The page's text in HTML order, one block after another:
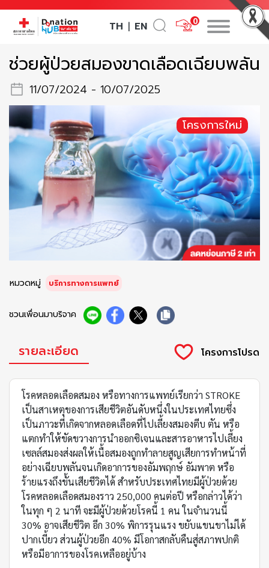
TH | EN 0
ช่วยผู้ป่วยสมองขาดเลือดเฉียบพลัน
11/07/2024 - 10/07/2025
โครงการใหม่
หมวดหมู่ บริการทางการแพทย์
ชวนเพื่อนมาบริจาค
รายละเอียด
โรคหลอดเลือดสมอง หรือทางการแพทย์เรียกว่า STROKE
เป็นสาเหตุของการเสียชีวิตอันดับหนึ่งในประเทศไทยซึ่ง
เป็นภาวะที่เกิดจากหลอดเลือดที่ไปเลี้ยงสมองตีบ ตัน หรือ
แตกทำให้ขัดขวางการนำออกซิเจนและสารอาหารไปเลี้ยง
เซลล์สมองส่งผลให้เนื้อสมองถูกทำลายสูญเสียการทำหน้าที่
อย่างเฉียบพลันจนเกิดอาการของอัมพฤกษ์ อัมพาต หรือ
ร้ายแรงถึงขั้นเสียชีวิตได้ สำหรับประเทศไทยมีผู้ป่วยด้วย
โรคหลอดเลือดสมองราว 250,000 คนต่อปี หรือกล่าวได้ว่า
ในทุก ๆ 2 นาที จะมีผู้ป่วยด้วยโรคนี้ 1 คน ในจำนวนนี้
30% อาจเสียชีวิต อีก 30% พิการรุนแรง ขยับแขนขาไม่ได้
ปากเบี้ยว ส่วนผู้ป่วยอีก 40% มีโอกาสกลับคืนสู่สภาพปกติ
หรือมีอาการของโรคเหลืออยู่บ้าง